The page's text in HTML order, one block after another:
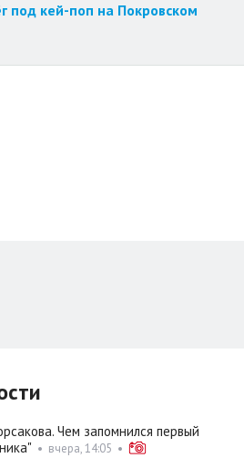
под кей-поп на Покровском
Чем запомнился первый
• вчера, 14:05 •